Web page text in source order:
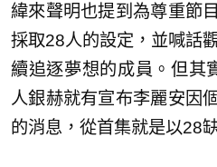
緯來聲明也提到為尊重節
採取28人的設定，並喊話
續追逐夢想的成員。但其
人銀赫就有宣布李麗安因
的消息，從首集就是以28